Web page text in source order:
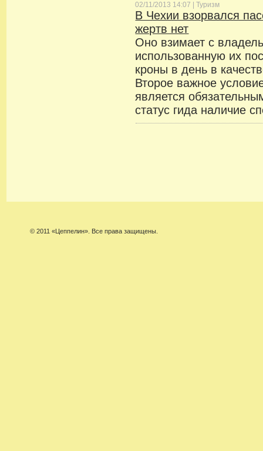
02/11/2013 14:07 |Туризм
В Чехии взорвался
жертв нет
Оно взимает с
использованную их
кроны в день в
Второе важное
является
статус гида наличие
© 2011 «Цеппелин». Все права защищены.